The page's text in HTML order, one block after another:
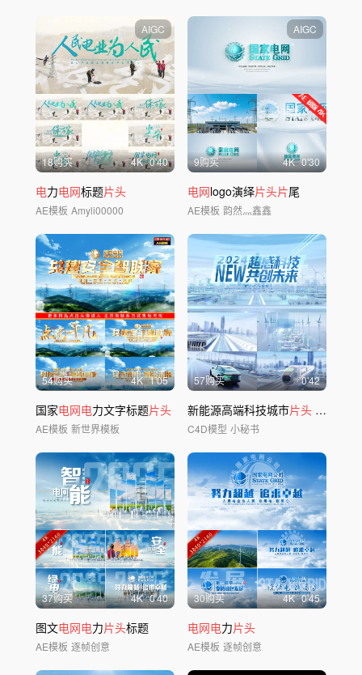
AIGC
18购买 4K 0'40
电力电网标题片头
AE模板 Amyli00000
AIGC
9购买 4K 0'30
电网logo演绎片头片尾
AE模板 韵然灬鑫鑫
54购买 4K 1'05
国家电网电力文字标题片头
AE模板 新世界模板
57购买 0'42
新能源高端科技城市片头
C4D模型 小秘书
37购买 4K 0'40
图文电网电力片头标题
AE模板 逐帧创意
30购买 4K 0'45
电网电力片头
AE模板 逐帧创意